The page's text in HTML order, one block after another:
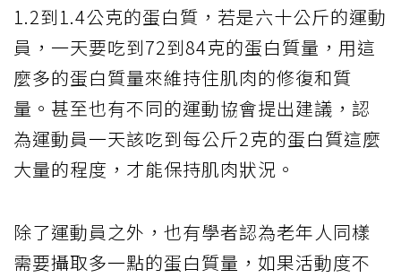
1.2到1.4公克的蛋白質，若是六十公斤的運動
員，一天要吃到72到84克的蛋白質量，用這
麼多的蛋白質量來維持住肌肉的修復和質
量。甚至也有不同的運動協會提出建議，認
為運動員一天該吃到每公斤2克的蛋白質這麼
大量的程度，才能保持肌肉狀況。
除了運動員之外，也有學者認為老年人同樣
需要攝取多一點的蛋白質量，如果活動度不